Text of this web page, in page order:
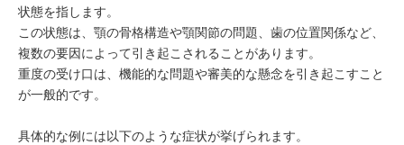
状態を指します。
この状態は、顎の骨格構造や顎関節の問題、歯の位置関係など、
複数の要因によって引き起こされることがあります。
重度の受け口は、機能的な問題や審美的な懸念を引き起こすこと
が一般的です。
具体的な例には以下のような症状が挙げられます。